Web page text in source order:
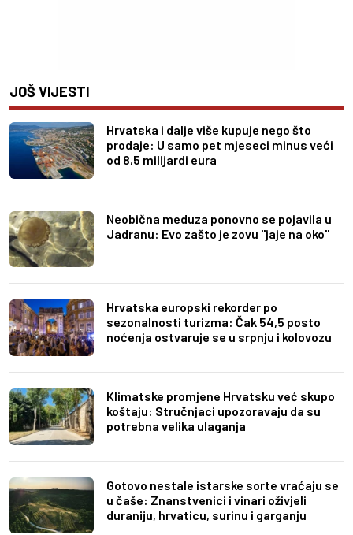
JOŠ VIJESTI
Hrvatska i dalje više kupuje nego što
prodaje: U samo pet mjeseci minus veći
od 8,5 milijardi eura
Neobična meduza ponovno se pojavila u
Jadranu: Evo zašto je zovu "jaje na oko"
Hrvatska europski rekorder po
sezonalnosti turizma: Čak 54,5 posto
noćenja ostvaruje se u srpnju i kolovozu
Klimatske promjene Hrvatsku već skupo
koštaju: Stručnjaci upozoravaju da su
potrebna velika ulaganja
Gotovo nestale istarske sorte vraćaju se
u čaše: Znanstvenici i vinari oživjeli
duraniju, hrvaticu, surinu i garganju